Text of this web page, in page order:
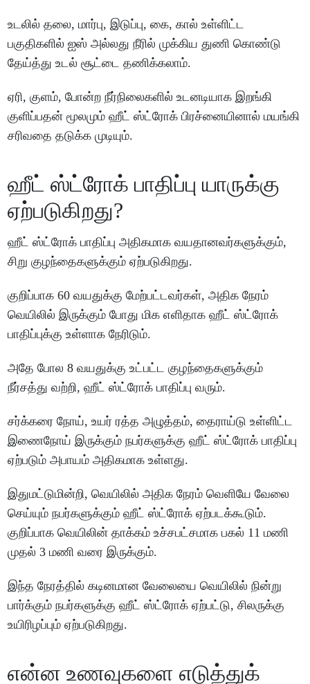
உடலில் தலை, மார்பு, இடுப்பு, கை, கால் உள்ளிட்ட
பகுதிகளில் ஐஸ் அல்லது நீரில் முக்கிய துணி கொண்டு
தேய்த்து உடல் சூட்டை தணிக்கலாம்.
ஏரி, குளம், போன்ற நீர்நிலைகளில் உடனடியாக இறங்கி
குளிப்பதன் மூலமும் ஹீட் ஸ்ட்ரோக் பிரச்னையினால் மயங்கி
சரிவதை தடுக்க முடியும்.
ஹீட் ஸ்ட்ரோக் பாதிப்பு யாருக்கு
ஏற்படுகிறது?
ஹீட் ஸ்ட்ரோக் பாதிப்பு அதிகமாக வயதானவர்களுக்கும்,
சிறு குழந்தைகளுக்கும் ஏற்படுகிறது.
குறிப்பாக 60 வயதுக்கு மேற்பட்டவர்கள், அதிக நேரம்
வெயிலில் இருக்கும் போது மிக எளிதாக ஹீட் ஸ்ட்ரோக்
பாதிப்புக்கு உள்ளாக நேரிடும்.
அதே போல 8 வயதுக்கு உட்பட்ட குழந்தைகளுக்கும்
நீர்சத்து வற்றி, ஹீட் ஸ்ட்ரோக் பாதிப்பு வரும்.
சர்க்கரை நோய், உயர் ரத்த அழுத்தம், தைராய்டு உள்ளிட்ட
இணைநோய் இருக்கும் நபர்களுக்கு ஹீட் ஸ்ட்ரோக் பாதிப்பு
ஏற்படும் அபாயம் அதிகமாக உள்ளது.
இதுமட்டுமின்றி, வெயிலில் அதிக நேரம் வெளியே வேலை
செய்யும் நபர்களுக்கும் ஹீட் ஸ்ட்ரோக் ஏற்படக்கூடும்.
குறிப்பாக வெயிலின் தாக்கம் உச்சபட்சமாக பகல் 11 மணி
முதல் 3 மணி வரை இருக்கும்.
இந்த நேரத்தில் கடினமான வேலையை வெயிலில் நின்று
பார்க்கும் நபர்களுக்கு ஹீட் ஸ்ட்ரோக் ஏற்பட்டு, சிலருக்கு
உயிரிழப்பும் ஏற்படுகிறது.
என்ன உணவுகளை எடுத்துக்